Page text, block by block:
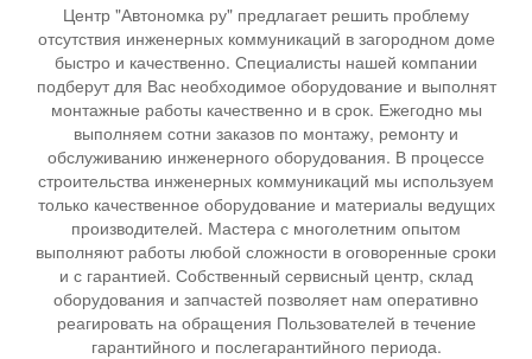
Центр "Автономка ру" предлагает решить проблему
отсутствия инженерных коммуникаций в загородном доме
быстро и качественно. Специалисты нашей компании
подберут для Вас необходимое оборудование и выполнят
монтажные работы качественно и в срок. Ежегодно мы
выполняем сотни заказов по монтажу, ремонту и
обслуживанию инженерного оборудования. В процессе
строительства инженерных коммуникаций мы используем
только качественное оборудование и материалы ведущих
производителей. Мастера с многолетним опытом
выполняют работы любой сложности в оговоренные сроки
и с гарантией. Собственный сервисный центр, склад
оборудования и запчастей позволяет нам оперативно
реагировать на обращения Пользователей в течение
гарантийного и послегарантийного периода.